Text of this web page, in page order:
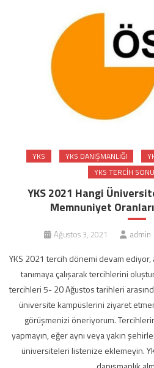
YKS YKS DANIŞMANLIĞI
YKS TERCIH
YKS 2021 Hangi
Memnuniyet
Ağustos 3, 2021 admin
YKS 2021 tercih dönemi devam
tanımaya çalışarak tercihlerini
tercihleri 5- 20 Ağustos tarihleri
üniversite kampüslerini ziyaret
görüşmenizi öneriyorum.
yapmayın, eğer aynı veya yakın
üniversiteleri listenize eklemeyin.